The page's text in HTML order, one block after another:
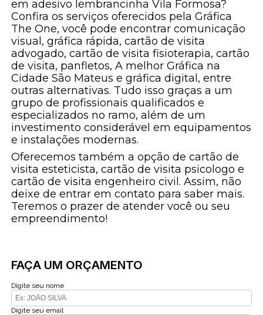
em adesivo lembrancinha Vila Formosa?
Confira os serviços oferecidos pela Gráfica
The One, você pode encontrar comunicação
visual, gráfica rápida, cartão de visita
advogado, cartão de visita fisioterapia, cartão
de visita, panfletos, A melhor Gráfica na
Cidade São Mateus e gráfica digital, entre
outras alternativas. Tudo isso graças a um
grupo de profissionais qualificados e
especializados no ramo, além de um
investimento considerável em equipamentos
e instalações modernas.
Oferecemos também a opção de cartão de
visita esteticista, cartão de visita psicologo e
cartão de visita engenheiro civil. Assim, não
deixe de entrar em contato para saber mais.
Teremos o prazer de atender você ou seu
empreendimento!
FAÇA UM ORÇAMENTO
Digite seu nome
Digite seu email